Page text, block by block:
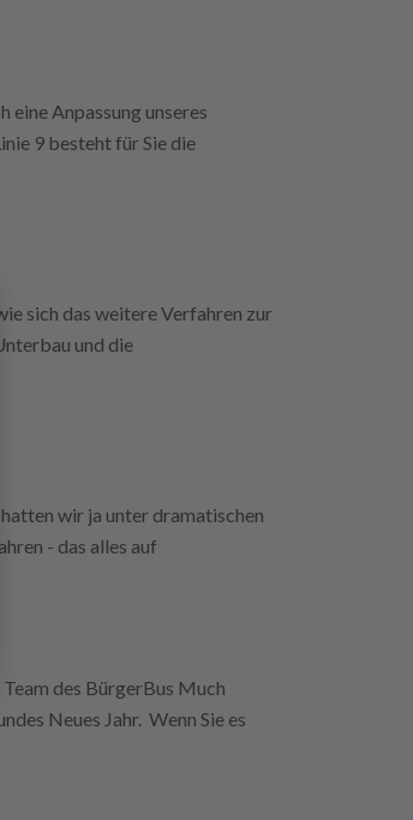
Anpassung unseres
9 besteht für Sie die
sich das weitere Verfahren zur
und die
wir ja unter dramatischen
- das alles auf
des BürgerBus Much
Neues Jahr. Wenn Sie es